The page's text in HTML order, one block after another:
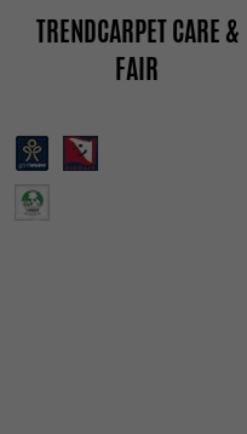
TRENDCARPET CARE &
FAIR